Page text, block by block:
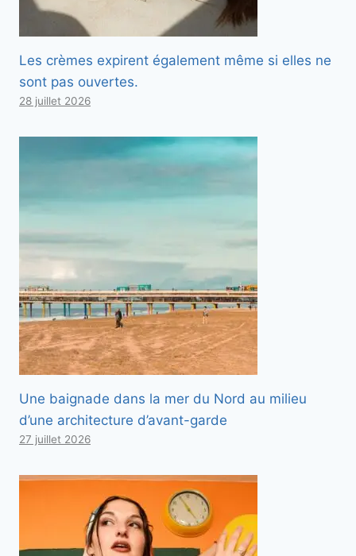
Les crèmes expirent également même si elles ne
sont pas ouvertes.
28 juillet 2026
Une baignade dans la mer du Nord au milieu
d’une architecture d’avant-garde
27 juillet 2026